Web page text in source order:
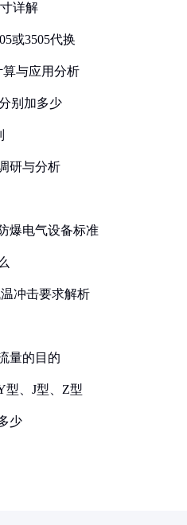
详解
或3505代换
算与应用分析
别加多少
研与分析
爆电气设备标准
冲击要求解析
量的目的
型、J型、Z型
少